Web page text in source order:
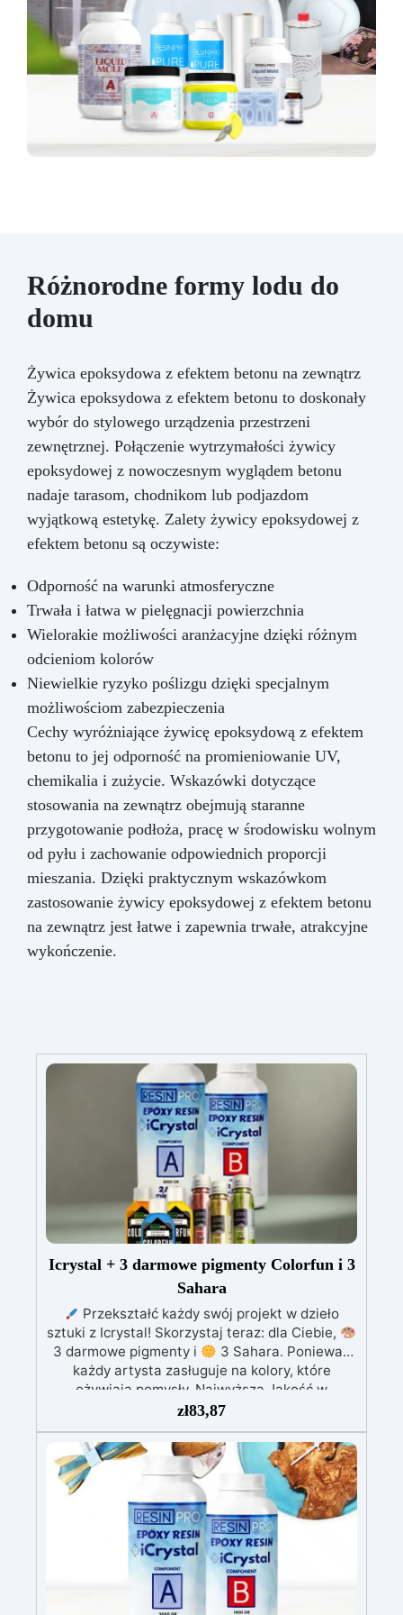
Różnorodne formy lodu do
domu
Żywica epoksydowa z efektem betonu na zewnątrz
Żywica epoksydowa z efektem betonu to doskonały
wybór do stylowego urządzenia przestrzeni
zewnętrznej. Połączenie wytrzymałości żywicy
epoksydowej z nowoczesnym wyglądem betonu
nadaje tarasom, chodnikom lub podjazdom
wyjątkową estetykę. Zalety żywicy epoksydowej z
efektem betonu są oczywiste:
Odporność na warunki atmosferyczne
Trwała i łatwa w pielęgnacji powierzchnia
Wielorakie możliwości aranżacyjne dzięki różnym
odcieniom kolorów
Niewielkie ryzyko poślizgu dzięki specjalnym
możliwościom zabezpieczenia
Cechy wyróżniające żywicę epoksydową z efektem
betonu to jej odporność na promieniowanie UV,
chemikalia i zużycie. Wskazówki dotyczące
stosowania na zewnątrz obejmują staranne
przygotowanie podłoża, pracę w środowisku wolnym
od pyłu i zachowanie odpowiednich proporcji
mieszania. Dzięki praktycznym wskazówkom
zastosowanie żywicy epoksydowej z efektem betonu
na zewnątrz jest łatwe i zapewnia trwałe, atrakcyjne
wykończenie.
Icrystal + 3 darmowe pigmenty Colorfun i 3
Sahara
Przekształć każdy swój projekt w dzieło
sztuki z Icrystal! Skorzystaj teraz: dla Ciebie,
3 darmowe pigmenty i
3 Sahara. Ponieważ
każdy artysta zasługuje na kolory, które
ożywiają pomysły. Najwyższa Jakość w
Przystępnej Cenie – Podnieś jakość swoich
dzieł bez rujnowania portfela! ICRYSTAL oferuje
najwyższą jakość za ułamek kosztów.
Kryształowa Jasność – Osiągnij niezrównaną
klarowność dzięki naszej bezbłędnej,
kryształowo czystej żywicy epoksydowej. Twoje
projekty będą mienić się szklanym
wykończeniem, które zachwyca.
na UV - Ciesz się długowiecznością swoich
projektów! ICRYSTAL jest specjalnie
opracowana, aby nie żółkła z czasem,
zł83,87